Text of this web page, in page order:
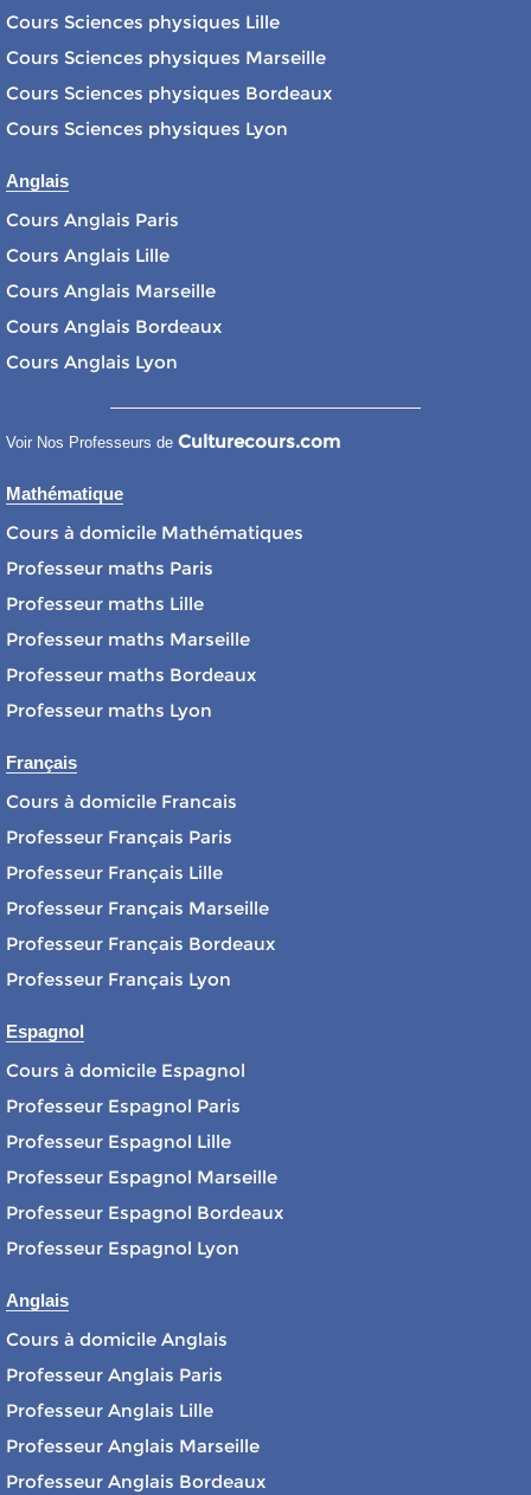
Cours Sciences physiques Lille
Cours Sciences physiques Marseille
Cours Sciences physiques Bordeaux
Cours Sciences physiques Lyon
Anglais
Cours Anglais Paris
Cours Anglais Lille
Cours Anglais Marseille
Cours Anglais Bordeaux
Cours Anglais Lyon
Voir Nos Professeurs de Culturecours.com
Mathématique
Cours à domicile Mathématiques
Professeur maths Paris
Professeur maths Lille
Professeur maths Marseille
Professeur maths Bordeaux
Professeur maths Lyon
Français
Cours à domicile Francais
Professeur Français Paris
Professeur Français Lille
Professeur Français Marseille
Professeur Français Bordeaux
Professeur Français Lyon
Espagnol
Cours à domicile Espagnol
Professeur Espagnol Paris
Professeur Espagnol Lille
Professeur Espagnol Marseille
Professeur Espagnol Bordeaux
Professeur Espagnol Lyon
Anglais
Cours à domicile Anglais
Professeur Anglais Paris
Professeur Anglais Lille
Professeur Anglais Marseille
Professeur Anglais Bordeaux